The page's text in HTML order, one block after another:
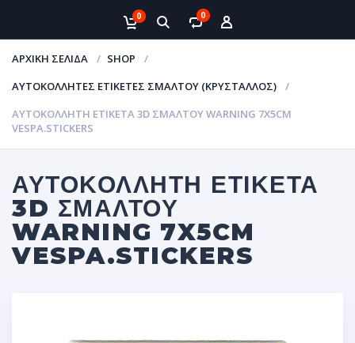
0 0
ΑΡΧΙΚΉ ΣΕΛΊΔΑ
SHOP
ΑΥΤΟΚΌΛΛΗΤΕΣ ΕΤΙΚΈΤΕΣ ΣΜΆΛΤΟΥ (ΚΡΥΣΤΑΛΛΟΣ)
ΑΥΤΟΚΌΛΛΗΤΗ ΕΤΙΚΈΤΑ 3D ΣΜΆΛΤΟΥ WARNING 7X5CM
VESPA.STICKERS
ΑΥΤΟΚΌΛΛΗΤΗ ΕΤΙΚΈΤΑ
3D ΣΜΆΛΤΟΥ
WARNING 7X5CM
VESPA.STICKERS